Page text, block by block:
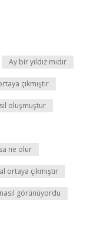
Ay bir yıldız mıdır
çıkmıştır
oluşmuştur
ne olur
ortaya çıkmıştır
görünüyordu